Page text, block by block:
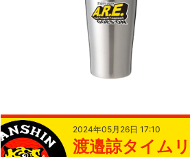
2024年05月26日 17:10
渡邉諒タイム